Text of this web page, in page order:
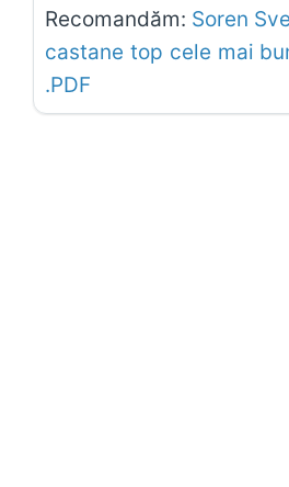
Recomandăm: Soren
castane top cele mai
.PDF